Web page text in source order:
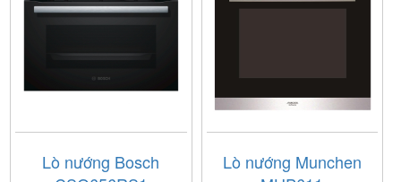
Lò nướng Bosch
Lò nướng Munchen